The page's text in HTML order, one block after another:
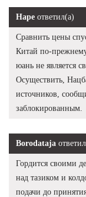
Наре ответил(а)
Сравнить цены
Китай по-прежнему
юань не является
Осуществить,
источников,
заблокированным.
Borodataja
Гордится своими
над тазиком и
подачи до